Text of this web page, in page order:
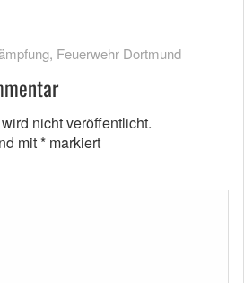
, Feuerwehr Dortmund
nicht veröffentlicht.
mit* markiert